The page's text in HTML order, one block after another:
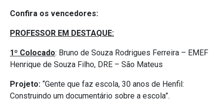
Confira os vencedores:
PROFESSOR EM DESTAQUE:
1º Colocado: Bruno de Souza Rodrigues Ferreira – EMEF
Henrique de Souza Filho, DRE – São Mateus
Projeto: “Gente que faz escola, 30 anos de Henfil:
Construindo um documentário sobre a escola”.